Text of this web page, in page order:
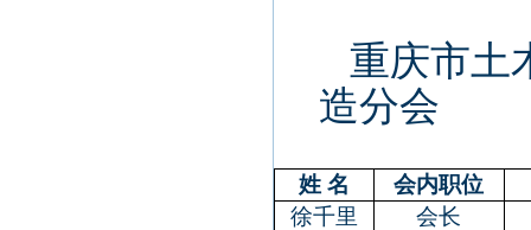
重庆市土
造分会
姓 名
会内职位
徐千里
会长